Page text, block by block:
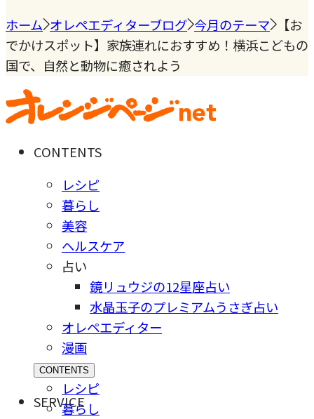
ホーム オレペエディターブログ 今月のテーマ
【お
でかけスポット】家族連れにおすすめ！横浜こどもの
国で、自然と動物に癒されよう
CONTENTS
レシピ
暮らし
美容
ヘルスケア
占い
鏡リュウジの12星座占い
水晶玉子のプレミアムうさぎ占い
オレペエディター
漫画
CONTENTS
レシピ
暮らし
SERVICE